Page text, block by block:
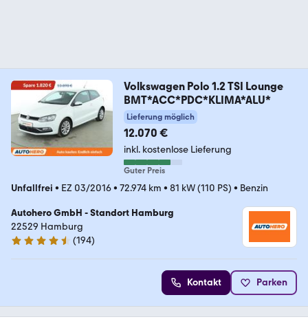
Volkswagen Polo 1.2 TSI Lounge
BMT*ACC*PDC*KLIMA*ALU*
Lieferung möglich
12.070 €
inkl. kostenlose Lieferung
Guter Preis
Unfallfrei • EZ 03/2016• 72.974 km • 81 kW (110 PS) • Benzin
Autohero GmbH - Standort Hamburg
22529 Hamburg
4.6 Sterne
(194)
Kontakt Parken